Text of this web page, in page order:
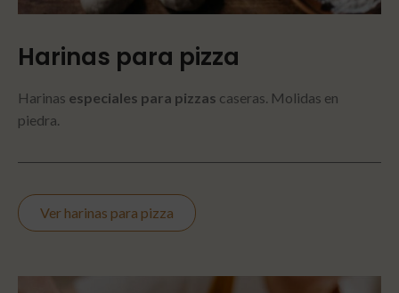
Harinas para pizza
Harinas especiales para pizzas caseras. Molidas en
piedra.
Ver harinas para pizza